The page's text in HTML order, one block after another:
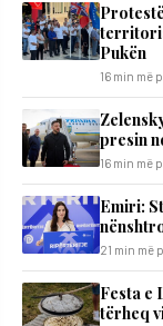
Pukën
16 min më
presin
16 min më
Emiri:
21 min më
Festa e
tërheq